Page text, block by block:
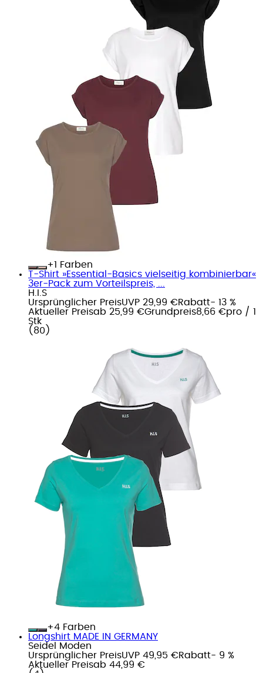
+
Farben
T-Shirt »Essential-Basics vielseitig kombinierbar«
3er-Pack zum Vorteilspreis, ...
H.I.S
Ursprünglicher PreisUVP 29,99 €Rabatt- 13 %
Aktueller Preisab 25,99 €Grundpreis8,66 €pro / 1
Stk
( 80 )
+
Farben
Longshirt MADE IN GERMANY
Seidel Moden
Ursprünglicher PreisUVP 49,95 €Rabatt- 9 %
Aktueller Preisab 44,99 €